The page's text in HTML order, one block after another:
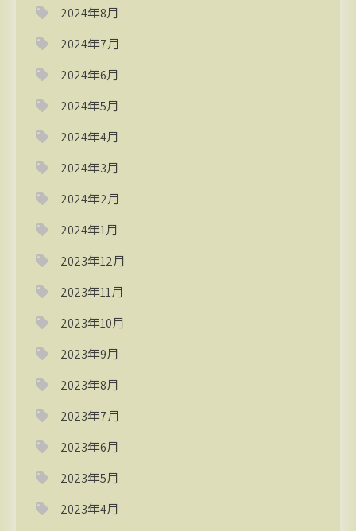
2024年8月
2024年7月
2024年6月
2024年5月
2024年4月
2024年3月
2024年2月
2024年1月
2023年12月
2023年11月
2023年10月
2023年9月
2023年8月
2023年7月
2023年6月
2023年5月
2023年4月